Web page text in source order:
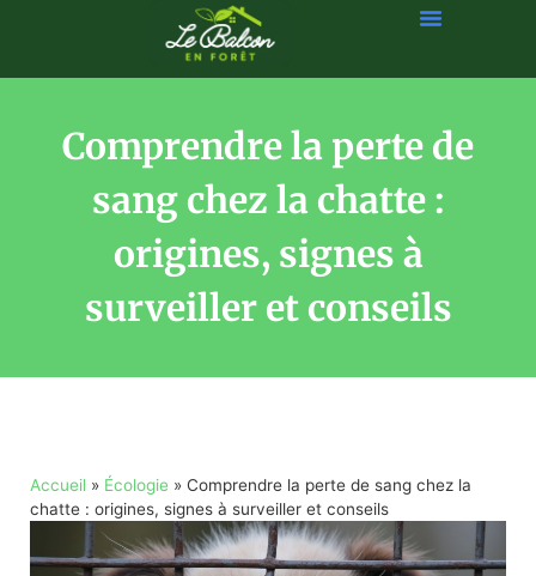
Comprendre la perte de
sang chez la chatte :
origines, signes à
surveiller et conseils
Accueil » Écologie » Comprendre la perte de sang chez la
chatte : origines, signes à surveiller et conseils